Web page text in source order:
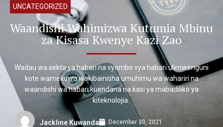
UNCATEGORIZED
Waandishi Wahimizwa Kutumia Mbinu
za Kisasa Kwenye Kazi Zao
Wadau wa sekta ya habari na vyombo vya habari ulimwenguni
kote wamekuwa wakibainisha umuhimu wa wahariri na
waandishi wa habari kuendana na kasi ya mabadiliko ya
kiteknolojia.
Jackline Kuwanda December 30, 2021